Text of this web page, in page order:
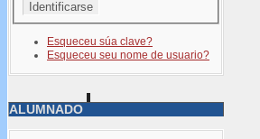
Esqueceu súa clave?
Esqueceu seu nome de usuario?
ALUMNADO